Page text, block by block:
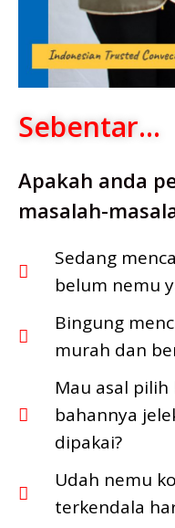
Sebentar...
Apakah anda
masalah-
Sedang
belum nemu
Bingung
murah dan
Mau asal
bahannya
dipakai?
Udah nemu
terkendala